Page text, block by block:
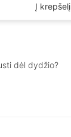
Į krepšelį
dėl dydžio?